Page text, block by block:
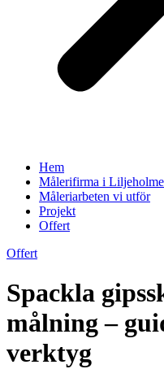
Hem
Målerifirma i
Måleriarbeten vi utför
Projekt
Offert
Offert
Spackla
målning –
verktyg